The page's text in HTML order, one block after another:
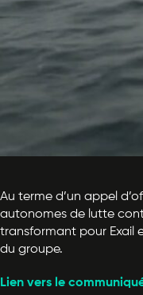
Au terme d’un appel
autonomes de lutte
transformant pour Exail
du groupe.
Lien vers le